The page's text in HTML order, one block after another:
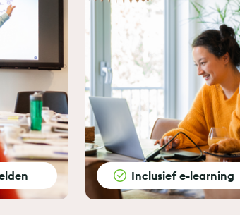
Inclusief e-learning